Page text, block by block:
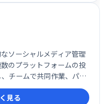
ソーシャルメディア管理
のプラットフォームの投
チームで共同作業、パフ
直感的な操作性と、
リングなど便利な機能
見る